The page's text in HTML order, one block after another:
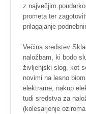
z največjim
prometa ter
prilagajanje
Večina sredstev
naložbam, ki bodo
življenjski slog, kot
novimi na lesno
elektrarne, nakup
tudi sredstva za
(kolesarjenje